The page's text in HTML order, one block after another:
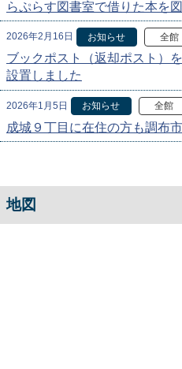
らぷらす図書室で借りた本を
2026年2月16日 お知らせ 全館
ブックポスト（返却ポスト）
設置しました
2026年1月5日 お知らせ 全館
成城９丁目に在住の方も調布
地図